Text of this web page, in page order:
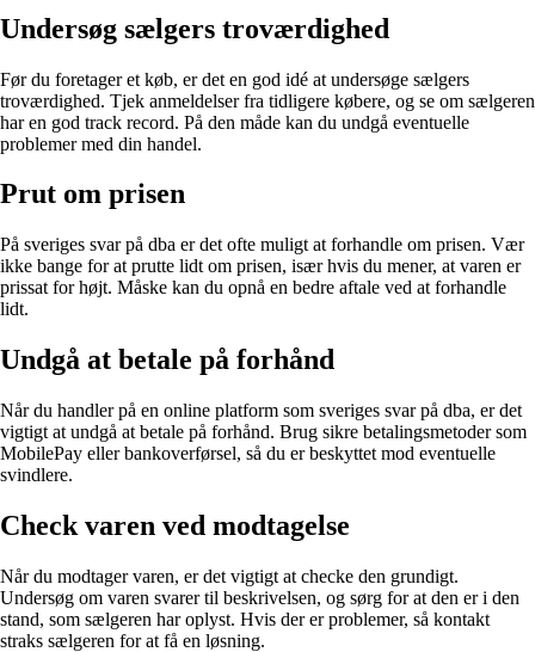
Undersøg sælgers troværdighed
Før du foretager et køb, er det en god idé at undersøge sælgers
troværdighed. Tjek anmeldelser fra tidligere købere, og se om sælgeren
har en god track record. På den måde kan du undgå eventuelle
problemer med din handel.
Prut om prisen
På sveriges svar på dba er det ofte muligt at forhandle om prisen. Vær
ikke bange for at prutte lidt om prisen, især hvis du mener, at varen er
prissat for højt. Måske kan du opnå en bedre aftale ved at forhandle
lidt.
Undgå at betale på forhånd
Når du handler på en online platform som sveriges svar på dba, er det
vigtigt at undgå at betale på forhånd. Brug sikre betalingsmetoder som
MobilePay eller bankoverførsel, så du er beskyttet mod eventuelle
svindlere.
Check varen ved modtagelse
Når du modtager varen, er det vigtigt at checke den grundigt.
Undersøg om varen svarer til beskrivelsen, og sørg for at den er i den
stand, som sælgeren har oplyst. Hvis der er problemer, så kontakt
straks sælgeren for at få en løsning.